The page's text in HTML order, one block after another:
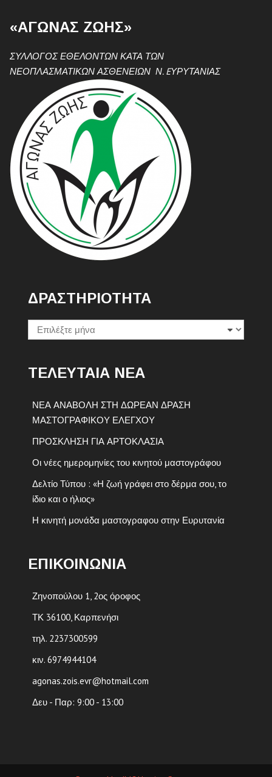
«ΑΓΩΝΑΣ ΖΩΗΣ»
ΣΥΛΛΟΓΟΣ ΕΘΕΛΟΝΤΩΝ ΚΑΤΑ ΤΩΝ
ΝΕΟΠΛΑΣΜΑΤΙΚΩΝ ΑΣΘΕΝΕΙΩΝ Ν. EΥΡΥΤΑΝΙΑΣ
ΔΡΑΣΤΗΡΙΟΤΗΤΑ
Δραστηριοτητα
ΤΕΛΕΥΤΑΙΑ ΝΕΑ
ΝΕΑ ΑΝΑΒΟΛΗ ΣΤΗ ΔΩΡΕΑΝ ΔΡΑΣΗ
ΜΑΣΤΟΓΡΑΦΙΚΟΥ ΕΛΕΓΧΟΥ
ΠΡΟΣΚΛΗΣΗ ΓΙΑ ΑΡΤΟΚΛΑΣΙΑ
Οι νέες ημερομηνίες του κινητού μαστογράφου
Δελτίο Τύπου : «Η ζωή γράφει στο δέρμα σου, το
ίδιο και ο ήλιος»
Η κινητή μονάδα μαστογραφου στην Ευρυτανία
ΕΠΙΚΟΙΝΩΝΙΑ
Ζηνοπούλου 1, 2ος όροφος
ΤΚ 36100, Καρπενήσι
τηλ. 2237300599
κιν. 6974944104
agonas.zois.evr@hotmail.com
Δευ - Παρ: 9:00 - 13:00